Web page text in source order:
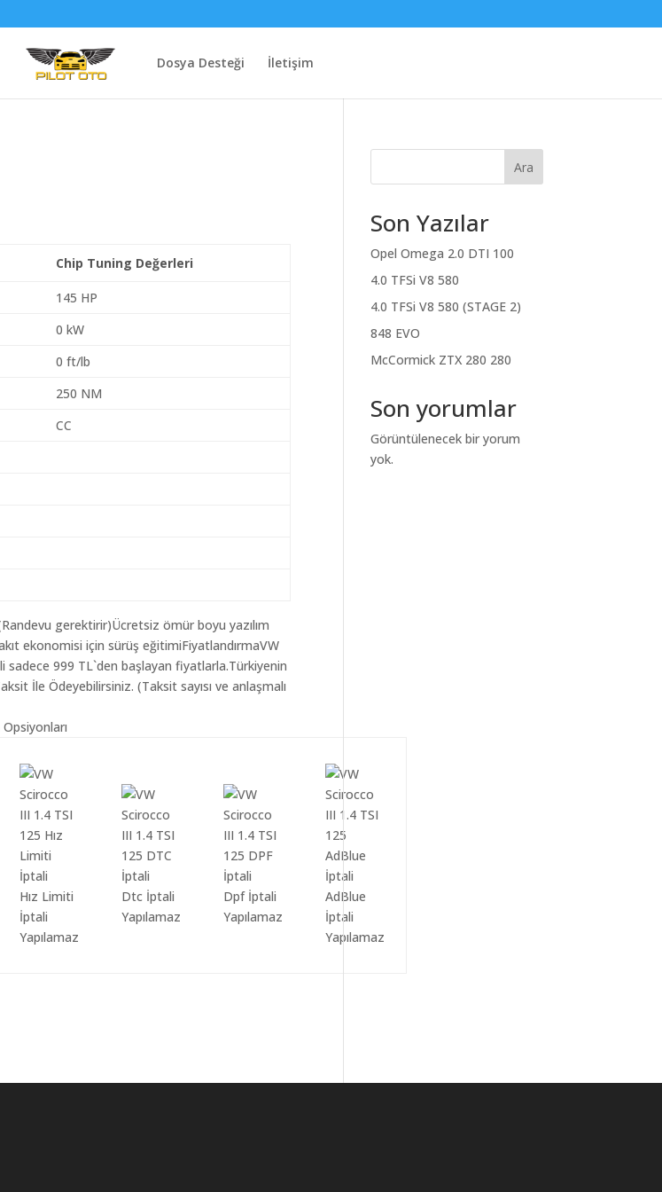
Dosya Desteği İletişim
Chip Tuning Değerleri
145 HP
0 kW
0 ft/lb
250 NM
CC
gerektirir)Ücretsiz ömür boyu yazılım
ekonomisi için sürüş eğitimiFiyatlandırmaVW
sadece 999 TL`den başlayan fiyatlarla.Türkiyenin
İle Ödeyebilirsiniz. (Taksit sayısı ve anlaşmalı
Hız Limiti
İptali
Yapılamaz
Dtc İptali
Yapılamaz
Dpf İptali
Yapılamaz
AdBlue
İptali
Yapılamaz
Ara
Son Yazılar
Opel Omega 2.0 DTI 100
4.0 TFSi V8 580
4.0 TFSi V8 580 (STAGE 2)
848 EVO
McCormick ZTX 280 280
Son yorumlar
Görüntülenecek bir yorum
yok.